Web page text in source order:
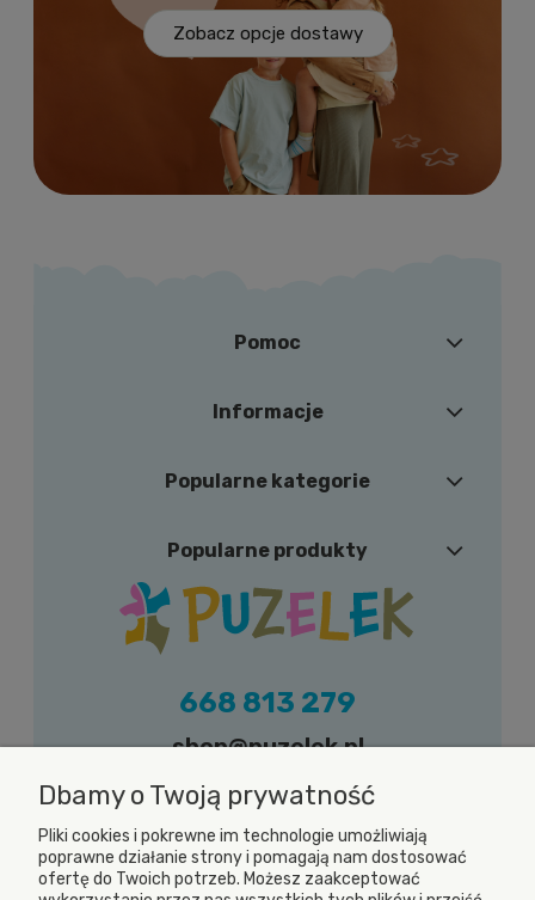
Zobacz opcje dostawy
Pomoc
Informacje
Popularne kategorie
Popularne produkty
668 813 279
shop@puzelek.pl
Zapraszamy do kontaktu w dni robocze (od
poniedziałku do piątku) w godzinach od 9.00
do 17.00
Dbamy o Twoją prywatność
Pliki cookies i pokrewne im technologie umożliwiają
poprawne działanie strony i pomagają nam dostosować
ofertę do Twoich potrzeb. Możesz zaakceptować